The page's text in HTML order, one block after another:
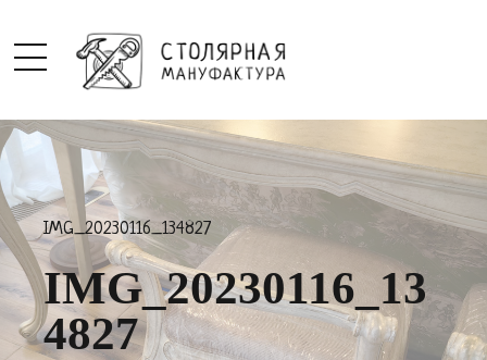
IMG_20230116_134827
IMG_20230116_13
4827